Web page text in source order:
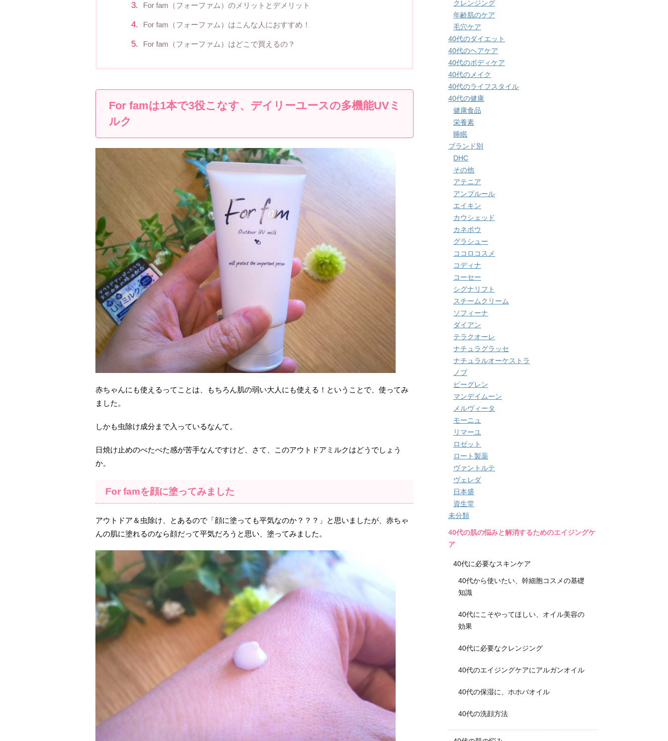
For fam（フォーファム）のメリットとデメリット
For fam（フォーファム）はこんな人におすすめ！
For fam（フォーファム）はどこで買えるの？
For famは1本で3役こなす、デイリーユースの多機能UVミ
ルク
赤ちゃんにも使えるってことは、もちろん肌の弱い大人にも使える！ということで、使ってみ
ました。
しかも虫除け成分まで入っているなんて。
日焼け止めのべたべた感が苦手なんですけど、さて、このアウトドアミルクはどうでしょう
か。
For famを顔に塗ってみました
アウトドア＆虫除け、とあるので「顔に塗っても平気なのか？？？」と思いましたが、赤ちゃ
んの肌に塗れるのなら顔だって平気だろうと思い、塗ってみました。
クレンジング
年齢肌のケア
毛穴ケア
40代のダイエット
40代のヘアケア
40代のボディケア
40代のメイク
40代のライフスタイル
40代の健康
健康食品
栄養素
睡眠
ブランド別
DHC
その他
アテニア
アンプルール
エイキン
カウシェッド
カネボウ
グラシュー
ココロコスメ
コディナ
コーセー
シグナリフト
スチームクリーム
ソフィーナ
ダイアン
テラクオーレ
ナチュラグラッセ
ナチュラルオーケストラ
ノブ
ビーグレン
マンデイムーン
メルヴィータ
モーニュ
リマーユ
ロゼット
ロート製薬
ヴァントルテ
ヴェレダ
日本盛
資生堂
未分類
40代の肌の悩みと解消するためのエイジングケ
ア
40代に必要なスキンケア
40代から使いたい、幹細胞コスメの基礎
知識
40代にこそやってほしい、オイル美容の
効果
40代に必要なクレンジング
40代のエイジングケアにアルガンオイル
40代の保湿に、ホホバオイル
40代の洗顔方法